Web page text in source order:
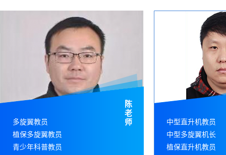
陈
老
师
多旋翼教员
植保多旋翼教员
青少年科普教员
中型直升机教员
中型多旋翼机长
植保直升机教员